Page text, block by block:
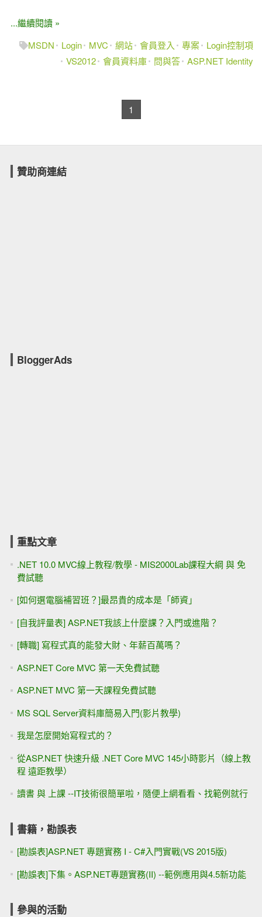
...繼續閱讀 »
MSDN
Login MVC 網站 會員登入 專案
Login控制項
VS2012 會員資料庫 問與答 ASP.NET Identity
1
贊助商連結
BloggerAds
重點文章
.NET 10.0 MVC線上教程/教學 - MIS2000Lab課程大綱 與 免
費試聽
[如何選電腦補習班？]最昂貴的成本是「師資」
[自我評量表] ASP.NET我該上什麼課？入門或進階？
[轉職] 寫程式真的能發大財、年薪百萬嗎？
ASP.NET Core MVC 第一天免費試聽
ASP.NET MVC 第一天課程免費試聽
MS SQL Server資料庫簡易入門(影片教學)
我是怎麼開始寫程式的？
從ASP.NET 快速升級 .NET Core MVC 145小時影片（線上教
程 遠距教學）
讀書 與 上課 --IT技術很簡單啦，隨便上網看看、找範例就行
書籍，勘誤表
[勘誤表]ASP.NET 專題實務 I - C#入門實戰(VS 2015版)
[勘誤表]下集。ASP.NET專題實務(II) --範例應用與4.5新功能
參與的活動